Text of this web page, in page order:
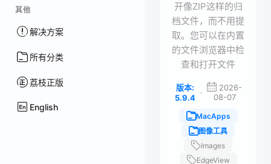
其他
解决方案
所有分类
荔枝正版
English
开像ZIP这样的归
档文件，而不用提
取。您可以在内置
的文件浏览器中检
查和打开文件
版本:
5.9.4
·
2026-
08-07
MacApps
图像工具
Images
EdgeView